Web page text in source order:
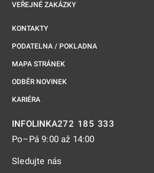
VEŘEJNÉ ZAKÁZKY
KONTAKTY
PODATELNA / POKLADNA
MAPA STRÁNEK
ODBĚR NOVINEK
KARIÉRA
INFOLINKA272 185 333
Po–Pá 9:00 až 14:00
Sledujte nás